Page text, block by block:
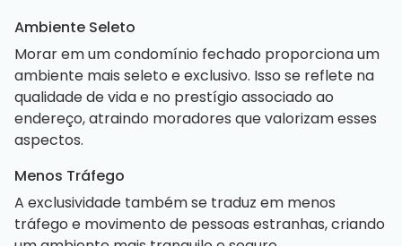
Ambiente Seleto
Morar em um condomínio fechado proporciona um
ambiente mais seleto e exclusivo. Isso se reflete na
qualidade de vida e no prestígio associado ao
endereço, atraindo moradores que valorizam esses
aspectos.
Menos Tráfego
A exclusividade também se traduz em menos
tráfego e movimento de pessoas estranhas, criando